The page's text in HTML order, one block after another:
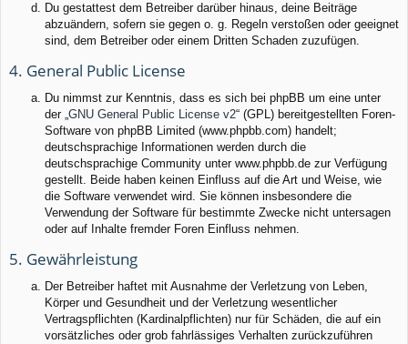
Du gestattest dem Betreiber darüber hinaus, deine Beiträge
abzuändern, sofern sie gegen o. g. Regeln verstoßen oder geeignet
sind, dem Betreiber oder einem Dritten Schaden zuzufügen.
4. General Public License
Du nimmst zur Kenntnis, dass es sich bei phpBB um eine unter
der „GNU General Public License v2“ (GPL) bereitgestellten Foren-
Software von phpBB Limited (www.phpbb.com) handelt;
deutschsprachige Informationen werden durch die
deutschsprachige Community unter www.phpbb.de zur Verfügung
gestellt. Beide haben keinen Einfluss auf die Art und Weise, wie
die Software verwendet wird. Sie können insbesondere die
Verwendung der Software für bestimmte Zwecke nicht untersagen
oder auf Inhalte fremder Foren Einfluss nehmen.
5. Gewährleistung
Der Betreiber haftet mit Ausnahme der Verletzung von Leben,
Körper und Gesundheit und der Verletzung wesentlicher
Vertragspflichten (Kardinalpflichten) nur für Schäden, die auf ein
vorsätzliches oder grob fahrlässiges Verhalten zurückzuführen